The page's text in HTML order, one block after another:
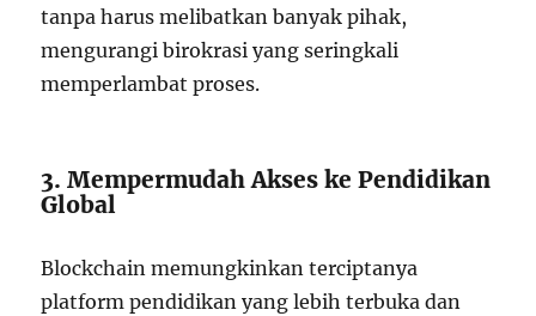
tanpa harus melibatkan banyak pihak,
mengurangi birokrasi yang seringkali
memperlambat proses.
3. Mempermudah Akses ke Pendidikan
Global
Blockchain memungkinkan terciptanya
platform pendidikan yang lebih terbuka dan